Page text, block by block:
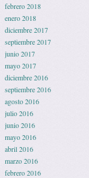
febrero 2018
enero 2018
diciembre 2017
septiembre 2017
junio 2017
mayo 2017
diciembre 2016
septiembre 2016
agosto 2016
julio 2016
junio 2016
mayo 2016
abril 2016
marzo 2016
febrero 2016